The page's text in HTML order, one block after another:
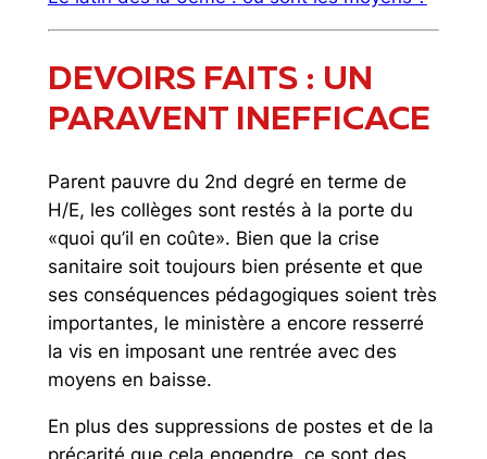
DEVOIRS FAITS : UN
PARAVENT INEFFICACE
Parent pauvre du 2nd degré en terme de
H/E, les collèges sont restés à la porte du
«quoi qu’il en coûte». Bien que la crise
sanitaire soit toujours bien présente et que
ses conséquences pédagogiques soient très
importantes, le ministère a encore resserré
la vis en imposant une rentrée avec des
moyens en baisse.
En plus des suppressions de postes et de la